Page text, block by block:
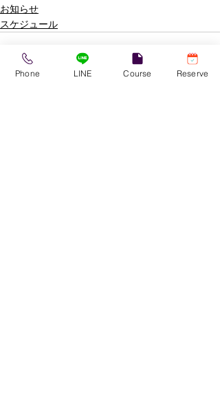
お知らせ
スケジュール
Phone LINE Course Reserve